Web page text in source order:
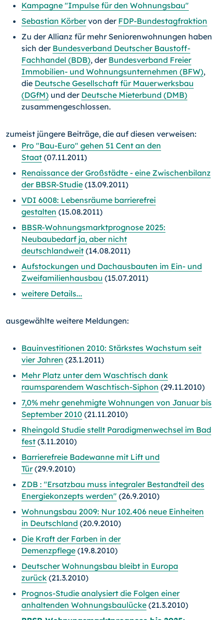
Kampagne "Impulse für den Wohnungsbau"
Sebastian Körbervon der FDP-Bundestagfraktion
Zu der Allianz für mehr Seniorenwohnungen haben
sich der Bundesverband Deutscher Baustoff-
Fachhandel (BDB), der Bundesverband Freier
Immobilien- und Wohnungsunternehmen (BFW),
die Deutsche Gesellschaft für Mauerwerksbau
(DGfM) und der Deutsche Mieterbund (DMB)
zusammengeschlossen.
zumeist jüngere Beiträge, die auf diesen verweisen:
Pro "Bau-Euro" gehen 51 Cent an den
Staat (07.11.2011)
Renaissance der Großstädte - eine Zwischenbilanz
der BBSR-Studie (13.09.2011)
VDI 6008: Lebensräume barrierefrei
gestalten (15.08.2011)
BBSR-Wohnungsmarktprognose 2025:
Neubaubedarf ja, aber nicht
deutschlandweit (14.08.2011)
Aufstockungen und Dachausbauten im Ein- und
Zweifamilienhausbau (15.07.2011)
weitere Details...
ausgewählte weitere Meldungen:
Bauinvestitionen 2010: Stärkstes Wachstum seit
vier Jahren (23.1.2011)
Mehr Platz unter dem Waschtisch dank
raumsparendem Waschtisch-Siphon (29.11.2010)
7,0% mehr genehmigte Wohnungen von Januar bis
September 2010 (21.11.2010)
Rheingold Studie stellt Paradigmenwechsel im Bad
fest (3.11.2010)
Barrierefreie Badewanne mit Lift und
Tür(29.9.2010)
ZDB : "Ersatzbau muss integraler Bestandteil des
Energiekonzepts werden" (26.9.2010)
Wohnungsbau 2009: Nur 102.406 neue Einheiten
in Deutschland (20.9.2010)
Die Kraft der Farben in der
Demenzpflege (19.8.2010)
Deutscher Wohnungsbau bleibt in Europa
zurück (21.3.2010)
Prognos-Studie analysiert die Folgen einer
anhaltenden Wohnungsbaulücke (21.3.2010)